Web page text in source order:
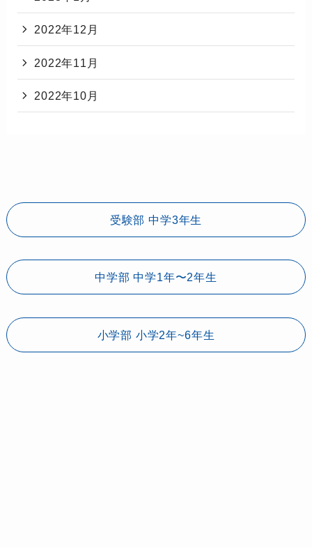
2022年12月
2022年11月
2022年10月
受験部 中学3年生
中学部 中学1年〜2年生
小学部 小学2年~6年生